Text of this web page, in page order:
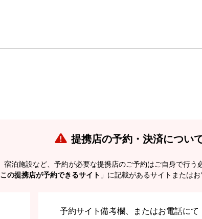
提携店の予約・決済につい
宿泊施設など、予約が必要な提携店のご予約はご自身で行う
この提携店が予約できるサイト 」に記載があるサイトまたは
予約サイト備考欄、またはお電話にて